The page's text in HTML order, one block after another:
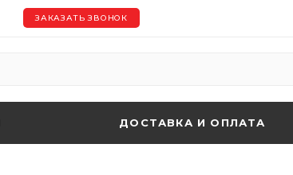
ЗАКАЗАТЬ ЗВОНОК
ДОСТАВКА И ОПЛАТА